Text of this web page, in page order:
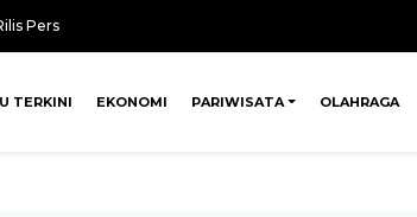
Pers
TERKINI EKONOMI PARIWISATA OLAHRAGA